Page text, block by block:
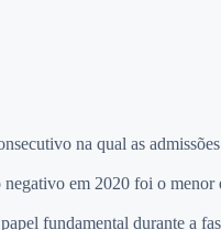
na qual as
em 2020 foi o menor
fundamental durante a